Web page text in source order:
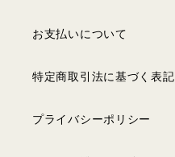
お支払いについて
特定商取引法に基づく表記
プライバシーポリシー